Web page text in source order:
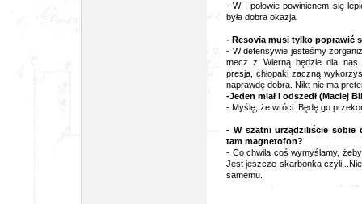
- W I połowie powinienem się
była dobra okazja.
- Resovia musi tylko poprawić
- W defensywie jesteśmy
mecz z Wierną będzie dla nas
presja, chłopaki zaczną
naprawdę dobra. Nikt nie ma
-Jeden miał i odszedł (Maciej
- Myślę, że wróci. Będę go
- W szatni urządziliście sobie
tam magnetofon?
- Co chwila coś wymyślamy,
Jest jeszcze skarbonka
samemu.